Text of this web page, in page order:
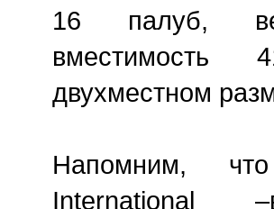
16 палуб,
вместимость
двухместном
Напомним,
International